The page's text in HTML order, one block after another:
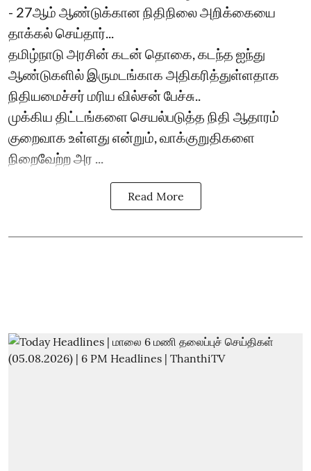
- 27ஆம் ஆண்டுக்கான நிதிநிலை அறிக்கையை
தாக்கல் செய்தார்...
தமிழ்நாடு அரசின் கடன் தொகை, கடந்த ஐந்து
ஆண்டுகளில் இருமடங்காக அதிகரித்துள்ளதாக
நிதியமைச்சர் மரிய வில்சன் பேச்சு..
முக்கிய திட்டங்களை செயல்படுத்த நிதி ஆதாரம்
குறைவாக உள்ளது என்றும், வாக்குறுதிகளை
நிறைவேற்ற அர ...
Read More